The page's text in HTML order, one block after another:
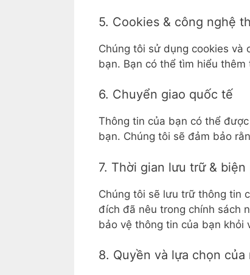
5. Cookies & công nghệ
Chúng tôi sử dụng cookies và
bạn. Bạn có thể tìm hiểu thêm
6. Chuyển giao quốc tế
Thông tin của bạn có thể
bạn. Chúng tôi sẽ đảm bảo
7. Thời gian lưu trữ &
Chúng tôi sẽ lưu trữ thông tin
đích đã nêu trong chính sách
bảo vệ thông tin của bạn khỏi
8. Quyền và lựa chọn của